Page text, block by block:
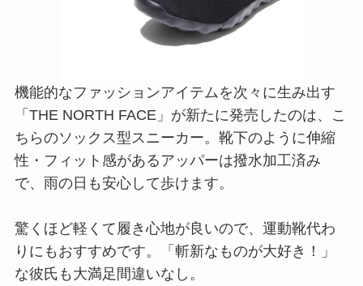
機能的なファッションアイテムを次々に生み出す
「THE NORTH FACE」が新たに発売したのは、こ
ちらのソックス型スニーカー。靴下のように伸縮
性・フィット感があるアッパーは撥水加工済み
で、雨の日も安心して歩けます。
驚くほど軽くて履き心地が良いので、運動靴代わ
りにもおすすめです。「斬新なものが大好き！」
な彼氏も大満足間違いなし。